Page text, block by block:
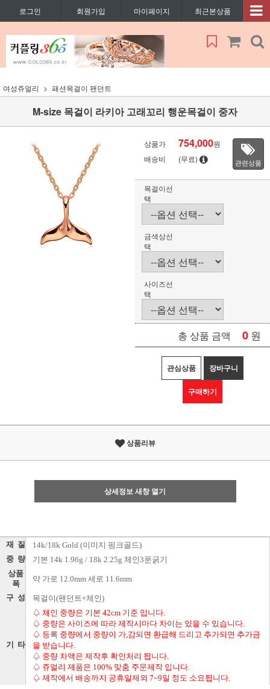
로그인 회원가입 마이페이지 최근본상품
여성쥬얼리 패션목걸이 팬던트
M-size 목걸이 라키아 고래꼬리 행운목걸이 중자
상품가 754,000원
배송비
(무료) 관련상품
목걸이선
택
금색상선
택
사이즈선
택
총 상품 금액 0 원
관심상품 장바구니
구매하기
상품리뷰
상세정보 새창 열기
재 질 14k/18k Gold (이미지 핑크골드)
중 량 기본 14k 1.96g / 18k 2.25g 체인3푼굵기
상품
폭
약 가로 12.0mm 세로 11.6mm
구 성 목걸이(팬던트+체인)
기 타
♤ 체인 중량은 기본 42cm 기준 입니다.
♤ 중량은 사이즈에 따라 제작시마다 차이는 있을 수 있습니다.
♤ 등록 중량에서 중량이 가,감되면 환급해 드리고 추가되면 추가금
을 받습니다.
♤ 중량 차액은 제작후 확인처리 됩니다.
♤ 쥬얼리 제품은 100% 맞춤 주문제작 입니다.
♤ 제작에서 배송까지 공휴일제외 7~9일 정도 소요됩니다.